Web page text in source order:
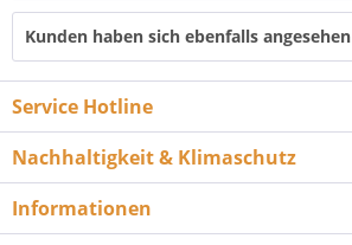
Kunden haben sich ebenfalls angesehen
Service Hotline
Nachhaltigkeit & Klimaschutz
Informationen